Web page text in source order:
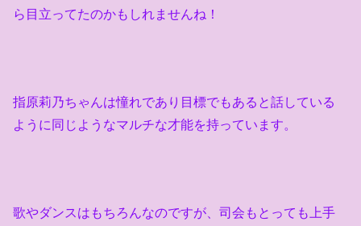
ら目立ってたのかもしれませんね！
指原莉乃ちゃんは憧れであり目標でもあると話している
ように同じようなマルチな才能を持っています。
歌やダンスはもちろんなのですが、司会もとっても上手